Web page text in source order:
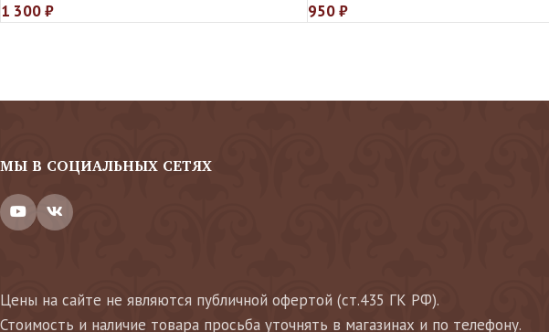
1 300₽ 950₽
МЫ В СОЦИАЛЬНЫХ СЕТЯХ
Цены на сайте не являются публичной офертой (ст.435 ГК РФ).
Стоимость и наличие товара просьба уточнять в магазинах и по телефону.